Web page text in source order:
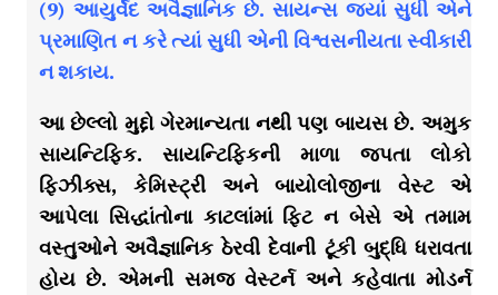
(9) આયુર્વેદ અવૈજ્ઞાનિક છે. સાયન્સ જ્યાં સુધી એને
પ્રમાણિત ન કરે ત્યાં સુધી એની વિશ્વસનીયતા સ્વીકારી
ન શકાય.
આ છેલ્લો મુદ્દો ગેરમાન્યતા નથી પણ બાયસ છે. અમુક
સાયન્ટિફિક. સાયન્ટિફિકની માળા જપતા લોકો
ફિઝીક્સ, કેમિસ્ટ્રી અને બાયોલોજીના વેસ્ટ એ
આપેલા સિદ્ધાંતોના કાટલાંમાં ફિટ ન બેસે એ તમામ
વસ્તુઓને અવૈજ્ઞાનિક ઠેરવી દેવાની ટૂંકી બુદ્ધિ ધરાવતા
હોય છે. એમની સમજ વેસ્ટર્ન અને કહેવાતા મોડર્ન